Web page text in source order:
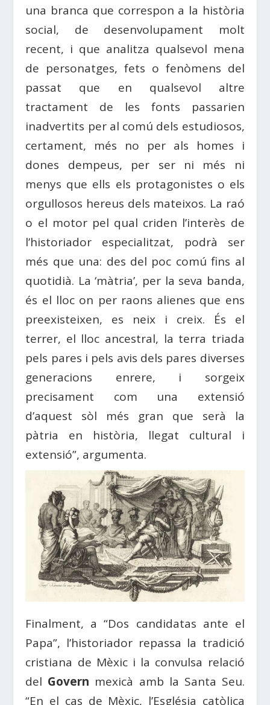
una branca que correspon a la història
social, de desenvolupament molt
recent, i que analitza qualsevol mena
de personatges, fets o fenòmens del
passat que en qualsevol altre
tractament de les fonts passarien
inadvertits per al comú dels estudiosos,
certament, més no per als homes i
dones dempeus, per ser ni més ni
menys que ells els protagonistes o els
orgullosos hereus dels mateixos. La raó
o el motor pel qual criden l’interès de
l’historiador especialitzat, podrà ser
més que una: des del poc comú fins al
quotidià. La ‘màtria’, per la seva banda,
és el lloc on per raons alienes que ens
preexisteixen, es neix i creix. És el
terrer, el lloc ancestral, la terra triada
pels pares i pels avis dels pares diverses
generacions enrere, i sorgeix
precisament com una extensió
d’aquest sòl més gran que serà la
pàtria en història, llegat cultural i
extensió”, argumenta.
Finalment, a “Dos candidatas ante el
Papa”, l’historiador repassa la tradició
cristiana de Mèxic i la convulsa relació
del Govern mexicà amb la Santa Seu.
“En el cas de Mèxic, l’Església catòlica